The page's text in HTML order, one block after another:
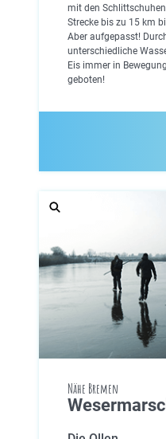
mit den
Strecke bis zu 15 km
Aber aufgepasst!
unterschiedliche
Eis immer in
geboten!
Nähe Bremen